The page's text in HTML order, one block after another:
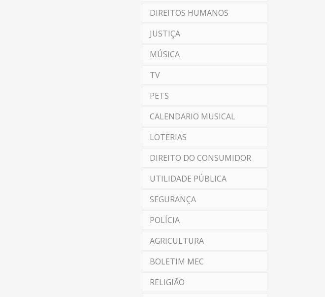
DIREITOS HUMANOS
JUSTIÇA
MÚSICA
TV
PETS
CALENDARIO MUSICAL
LOTERIAS
DIREITO DO CONSUMIDOR
UTILIDADE PÚBLICA
SEGURANÇA
POLÍCIA
AGRICULTURA
BOLETIM MEC
RELIGIÃO